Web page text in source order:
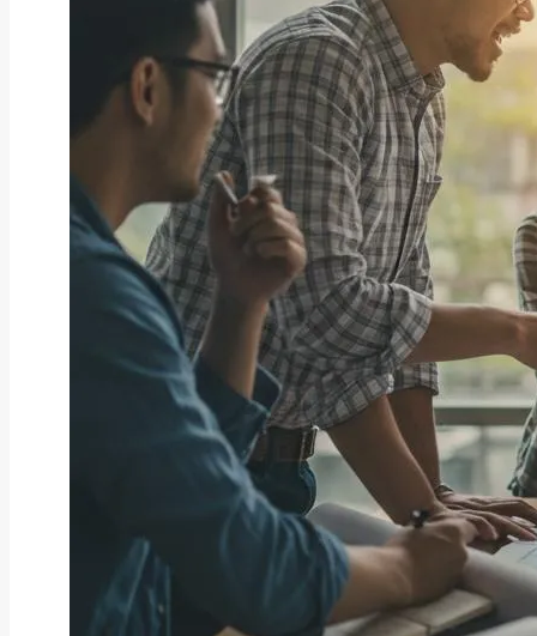
ファクタリング
ファクタリングとは？仕組み・メ
リット・注意点と...
2026年8月6日